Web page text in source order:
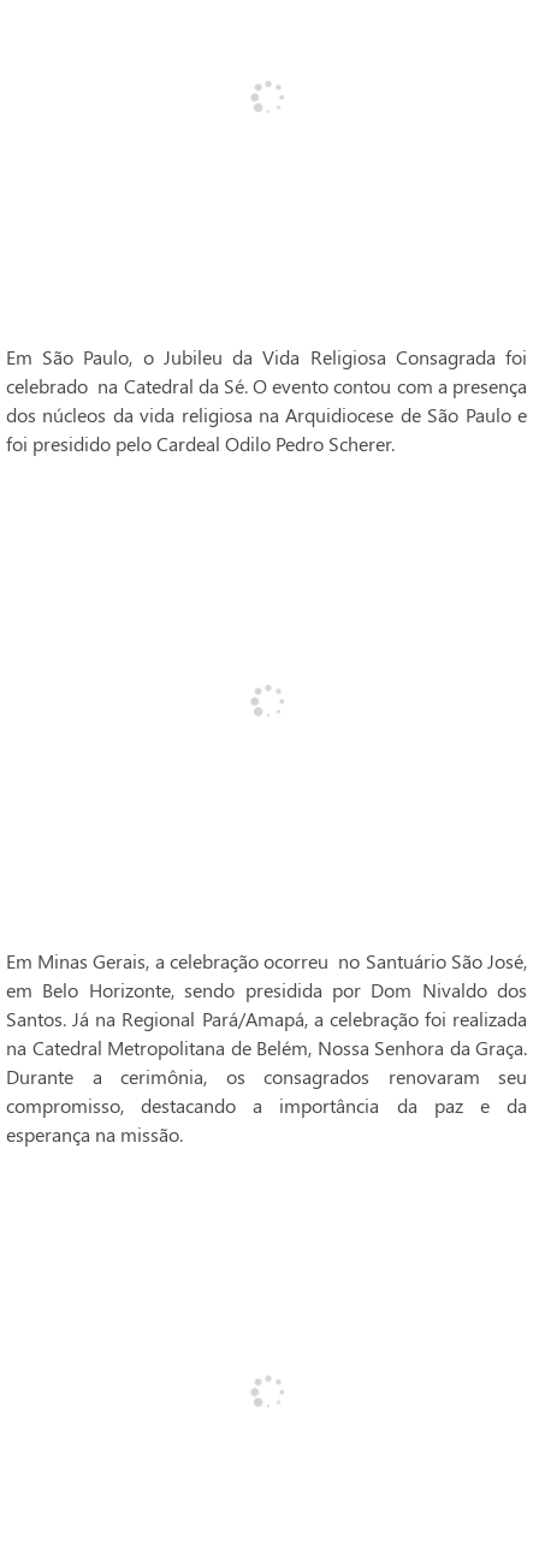
Em São Paulo, o Jubileu da Vida Religiosa Consagrada foi
celebrado na Catedral da Sé. O evento contou com a presença
dos núcleos da vida religiosa na Arquidiocese de São Paulo e
foi presidido pelo Cardeal Odilo Pedro Scherer.
Em Minas Gerais, a celebração ocorreu no Santuário São José,
em Belo Horizonte, sendo presidida por Dom Nivaldo dos
Santos. Já na Regional Pará/Amapá, a celebração foi realizada
na Catedral Metropolitana de Belém, Nossa Senhora da Graça.
Durante a cerimônia, os consagrados renovaram seu
compromisso, destacando a importância da paz e da
esperança na missão.